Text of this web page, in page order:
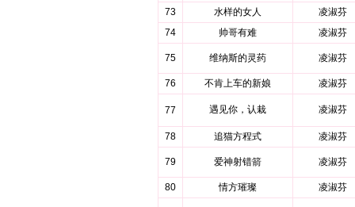
73
水样的女人
凌淑芬
74
帅哥有难 凌淑芬
75 维纳斯的灵药 凌淑芬
76 不肯上车的新娘 凌淑芬
77 遇见你，认栽 凌淑芬
78 追猫方程式 凌淑芬
79 爱神射错箭 凌淑芬
80 情方璀璨 凌淑芬